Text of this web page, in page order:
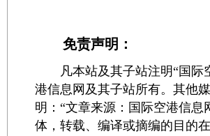
免责声明：
凡本站及其子站注明“国际
港信息网及其子站所有。其他
明：“文章来源：国际空港信
体，转载、编译或摘编的目的